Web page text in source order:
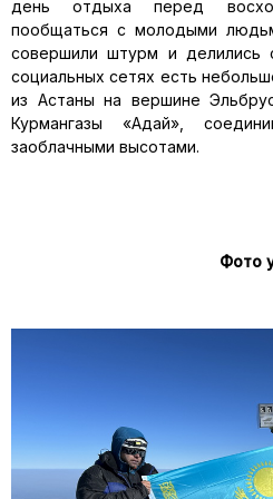
день отдыха перед
пообщаться с молодыми
совершили штурм и делились
социальных сетях есть
из Астаны на вершине
Курмангазы «Адай»,
заоблачными высотами.
Фото